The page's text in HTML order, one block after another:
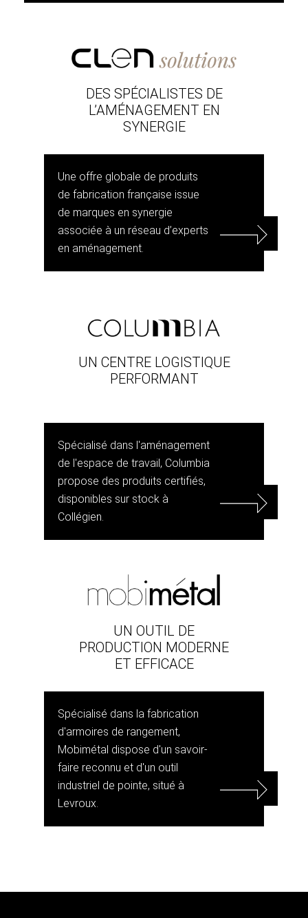
DES SPÉCIALISTES DE
L’AMÉNAGEMENT EN
SYNERGIE
Une offre globale de produits
de fabrication française issue
de marques en synergie
associée à un réseau d’experts
en aménagement.
UN CENTRE LOGISTIQUE
PERFORMANT
Spécialisé dans l'aménagement
de l'espace de travail, Columbia
propose des produits certifiés,
disponibles sur stock à
Collégien.
UN OUTIL DE
PRODUCTION MODERNE
ET EFFICACE
Spécialisé dans la fabrication
d'armoires de rangement,
Mobimétal dispose d'un savoir-
faire reconnu et d'un outil
industriel de pointe, situé à
Levroux.